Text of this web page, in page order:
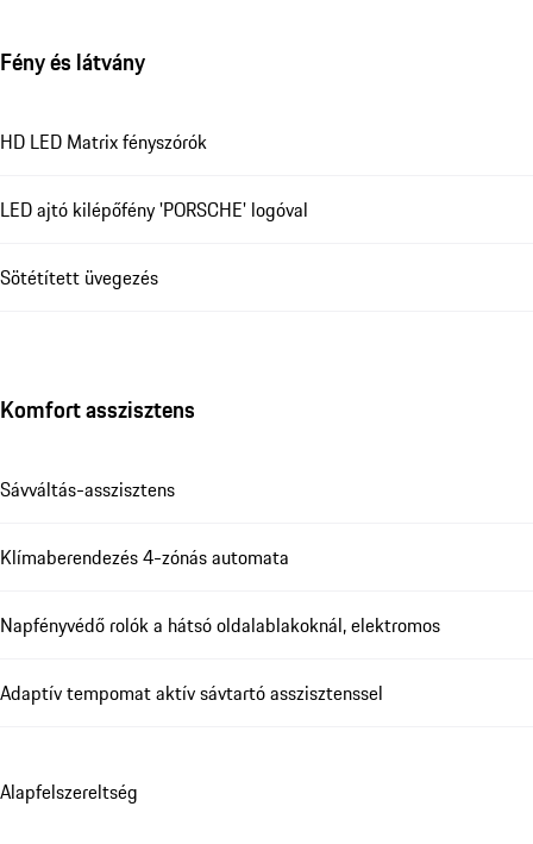
Fény és látvány
HD LED Matrix fényszórók
LED ajtó kilépőfény 'PORSCHE' logóval
Sötétített üvegezés
Komfort asszisztens
Sávváltás-asszisztens
Klímaberendezés 4-zónás automata
Napfényvédő rolók a hátsó oldalablakoknál, elektromos
Adaptív tempomat aktív sávtartó asszisztenssel
Alapfelszereltség